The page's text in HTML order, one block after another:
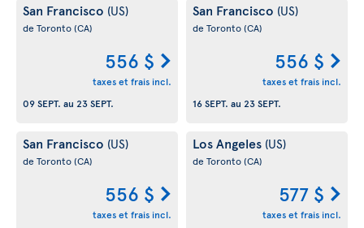
San Francisco (US)
de Toronto(CA)
556 $
taxes et frais incl.
09 SEPT. au 23 SEPT.
San Francisco (US)
de Toronto(CA)
556 $
taxes et frais incl.
16 SEPT. au 23 SEPT.
San Francisco (US)
de Toronto(CA)
556 $
taxes et frais incl.
Los Angeles (US)
de Toronto(CA)
577 $
taxes et frais incl.